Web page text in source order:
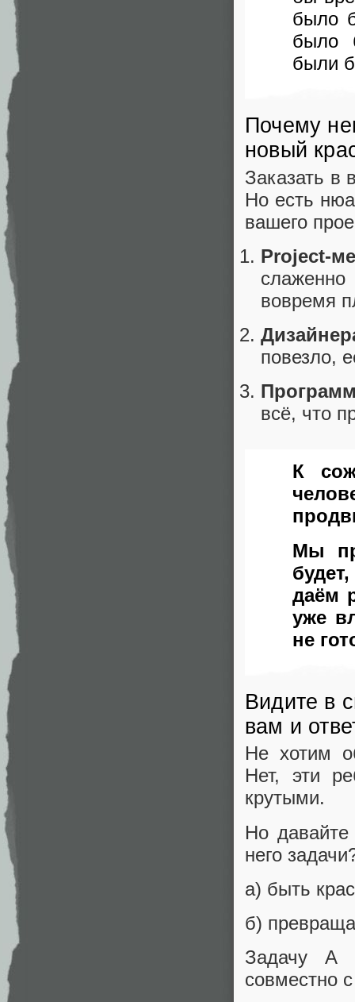
было
было
были
Почему
новый
Заказать в
Но есть
вашего
Project-
вовремя
повезло,
всё, что
К
Мы
даём
уже
не
Видите в
вам и
Не хотим
Нет, эти
крутыми.
Но
него
а) быть
б)
Задачу А
совместно